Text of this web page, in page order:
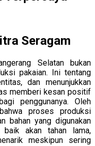
Seragam
Selatan bukan
pakaian. Ini tentang
dan menunjukkan
memberi kesan positif
penggunanya. Oleh
proses produksi
bahan yang digunakan
baik akan tahan lama,
meskipun sering